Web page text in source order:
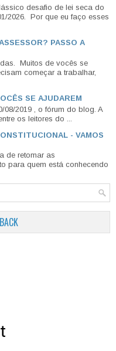
desafio de lei seca do
2026. Por que eu faço esses
PASSO A
Muitos de vocês se
começar a trabalhar,
SE AJUDAREM
08/2019 , o fórum do blog. A
os leitores do ...
- VAMOS
de retomar as
para quem está conhecendo